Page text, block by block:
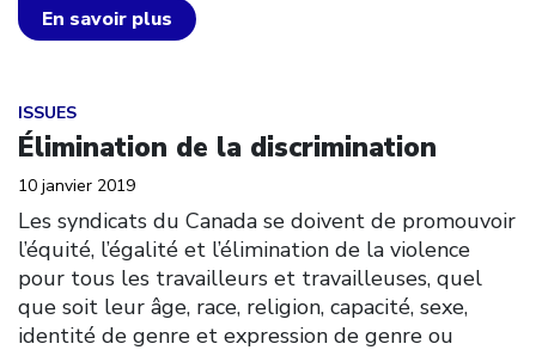
En savoir plus
ISSUES
Élimination de la discrimination
10 janvier 2019
Les syndicats du Canada se doivent de promouvoir
l’équité, l’égalité et l’élimination de la violence
pour tous les travailleurs et travailleuses, quel
que soit leur âge, race, religion, capacité, sexe,
identité de genre et expression de genre ou